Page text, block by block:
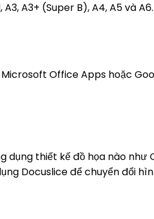
A3+ (Super B), A4, A5 và A6.
Office Apps hoặc
thiết kế đồ họa nào như
Docuslice để chuyển đổi